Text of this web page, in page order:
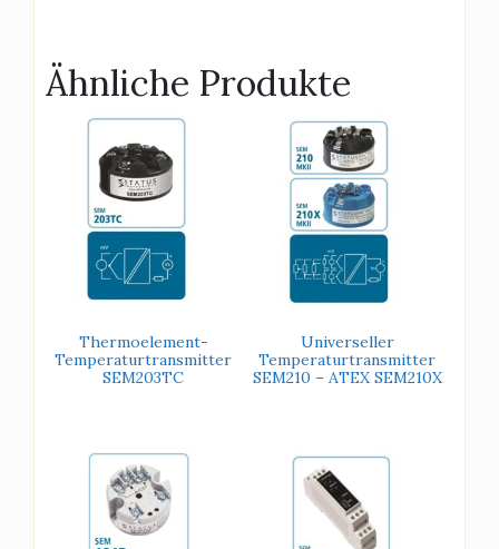
Ähnliche Produkte
Thermoelement-
Temperaturtransmitter
SEM203TC
Universeller
Temperaturtransmitter
SEM210 – ATEX SEM210X